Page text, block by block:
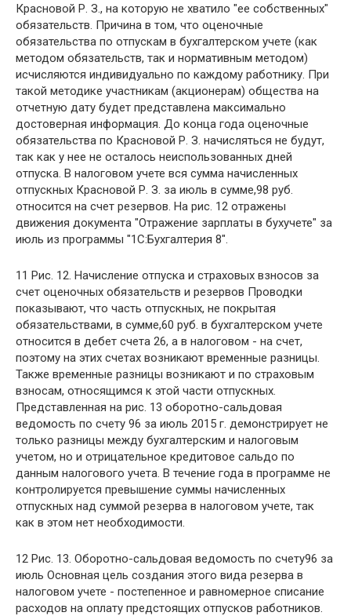
Красновой Р. З., на которую не хватило "ее собственных"
обязательств. Причина в том, что оценочные
обязательства по отпускам в бухгалтерском учете (как
методом обязательств, так и нормативным методом)
исчисляются индивидуально по каждому работнику. При
такой методике участникам (акционерам) общества на
отчетную дату будет представлена максимально
достоверная информация. До конца года оценочные
обязательства по Красновой Р. З. начисляться не будут,
так как у нее не осталось неиспользованных дней
отпуска. В налоговом учете вся сумма начисленных
отпускных Красновой Р. З. за июль в сумме,98 руб.
относится на счет резервов. На рис. 12 отражены
движения документа "Отражение зарплаты в бухучете" за
июль из программы "1С:Бухгалтерия 8".
11 Рис. 12. Начисление отпуска и страховых взносов за
счет оценочных обязательств и резервов Проводки
показывают, что часть отпускных, не покрытая
обязательствами, в сумме,60 руб. в бухгалтерском учете
относится в дебет счета 26, а в налоговом - на счет,
поэтому на этих счетах возникают временные разницы.
Также временные разницы возникают и по страховым
взносам, относящимся к этой части отпускных.
Представленная на рис. 13 оборотно-сальдовая
ведомость по счету 96 за июль 2015 г. демонстрирует не
только разницы между бухгалтерским и налоговым
учетом, но и отрицательное кредитовое сальдо по
данным налогового учета. В течение года в программе не
контролируется превышение суммы начисленных
отпускных над суммой резерва в налоговом учете, так
как в этом нет необходимости.
12 Рис. 13. Оборотно-сальдовая ведомость по счету96 за
июль Основная цель создания этого вида резерва в
налоговом учете - постепенное и равномерное списание
расходов на оплату предстоящих отпусков работников.